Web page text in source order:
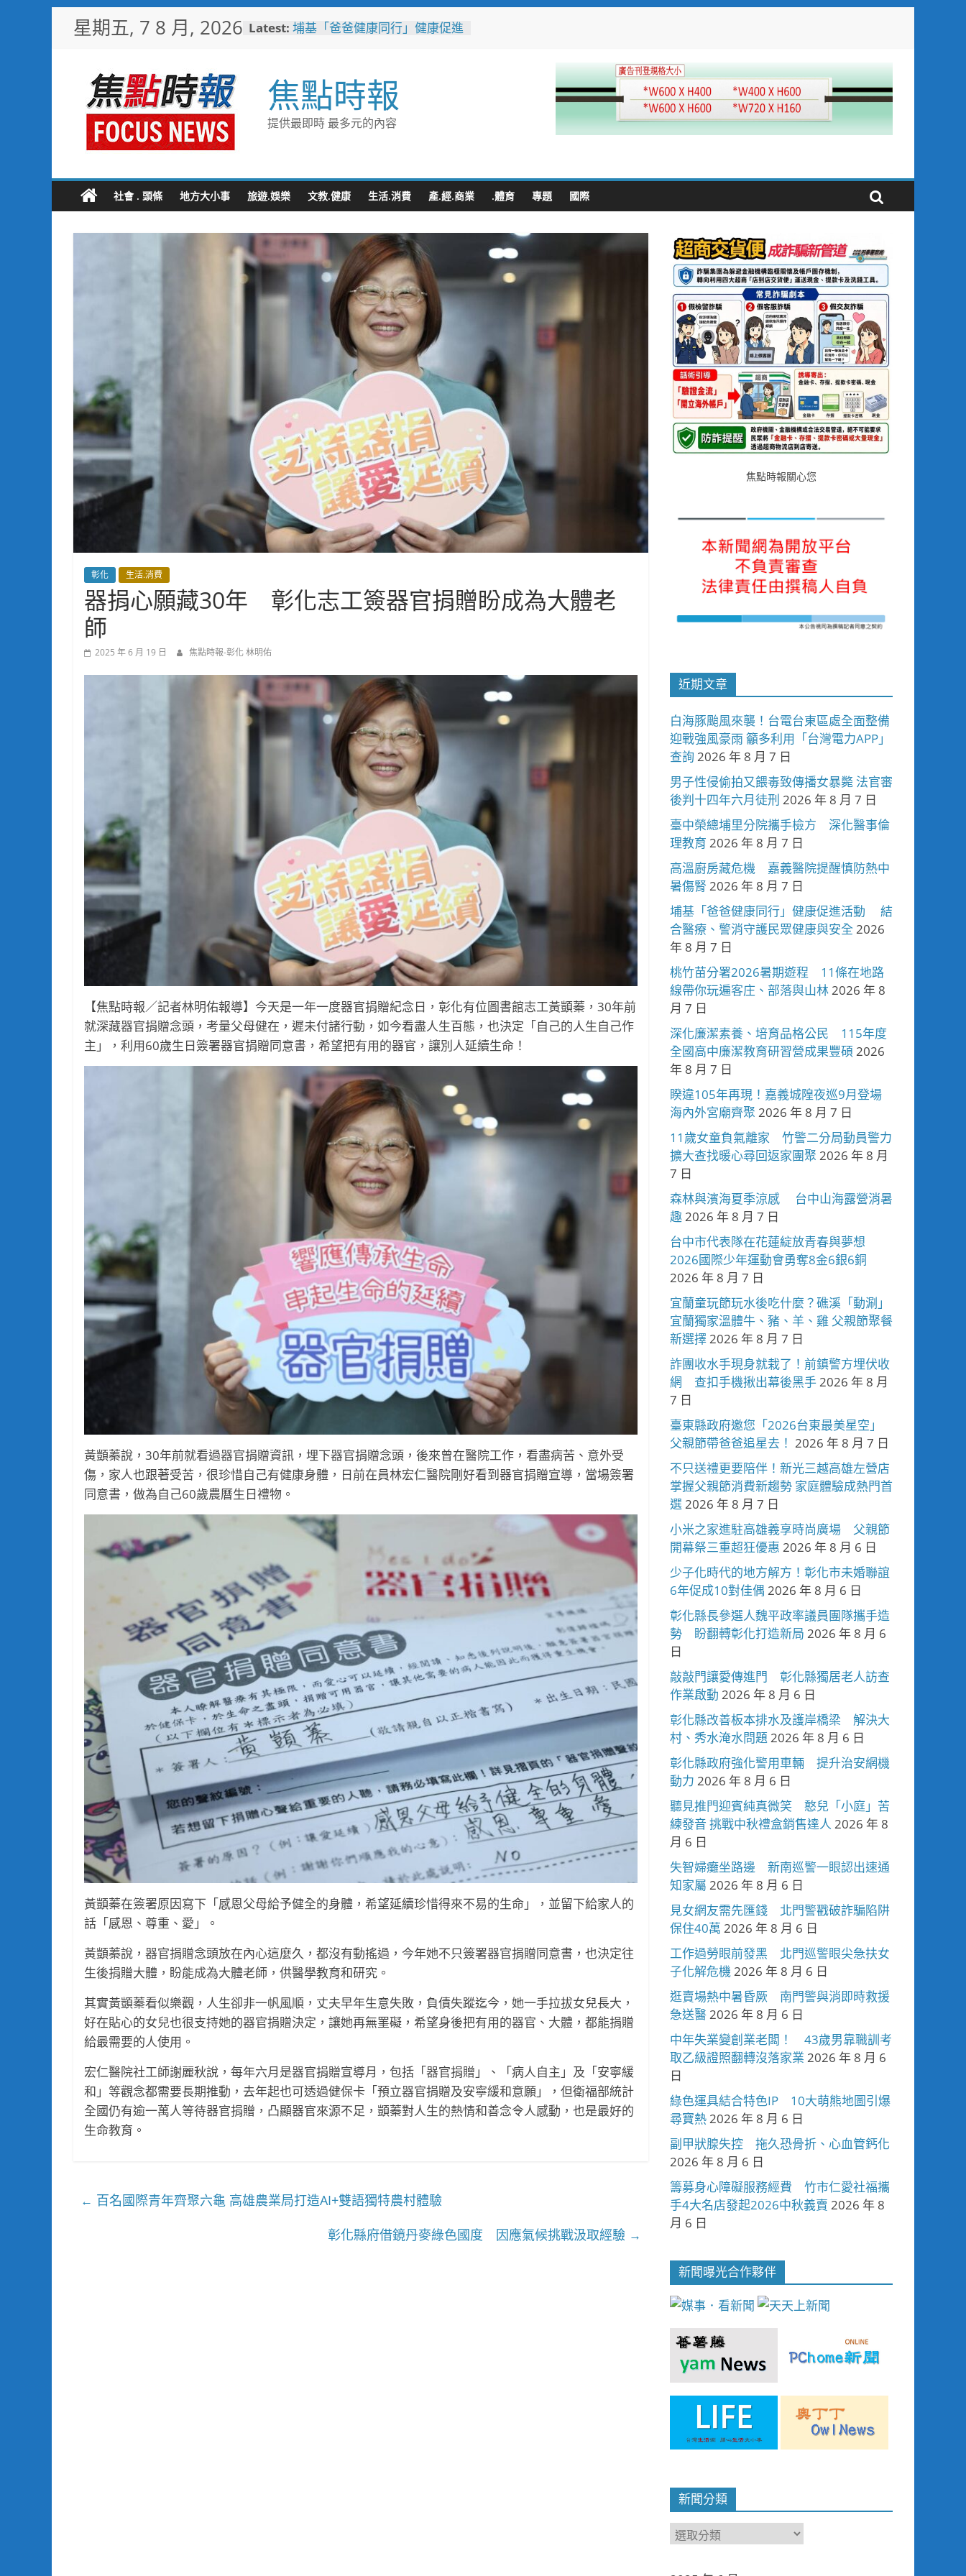
星期五, 7 8 月, 2026 Latest: 埔基「爸爸健康同行」健康促進
全面整備迎戰強風豪雨 籲多利
用「台灣電力APP」查詢
男子性侵偷拍又餵毒致傳播女暴
斃 法官審後判十四年六月徒刑
慎防熱中暑傷腎
焦點時報
提供最即時 最多元的內容
社會 . 頭條 地方大小事 旅遊.娛樂 文教.健康 生活.消費 產.經.商業 .體育 專題 國際
彰化 生活.消費
器捐心願藏30年 彰化志工簽器官捐贈盼成為大體老
師
2025 年 6 月 19 日 焦點時報-彰化 林明佑
【焦點時報／記者林明佑報導】今天是一年一度器官捐贈紀念日，彰化有位圖書館志工黃顗蓁，30年前
就深藏器官捐贈念頭，考量父母健在，遲未付諸行動，如今看盡人生百態，也決定「自己的人生自己作
主」，利用60歲生日簽署器官捐贈同意書，希望把有用的器官，讓別人延續生命！
黃顗蓁說，30年前就看過器官捐贈資訊，埋下器官捐贈念頭，後來曾在醫院工作，看盡病苦、意外受
傷，家人也跟著受苦，很珍惜自己有健康身體，日前在員林宏仁醫院剛好看到器官捐贈宣導，當場簽署
同意書，做為自己60歲農曆生日禮物。
黃顗蓁在簽署原因寫下「感恩父母給予健全的身體，希望延續珍惜得來不易的生命」，並留下給家人的
話「感恩、尊重、愛」。
黃顗蓁說，器官捐贈念頭放在內心這麼久，都沒有動搖過，今年她不只簽署器官捐贈同意書，也決定往
生後捐贈大體，盼能成為大體老師，供醫學教育和研究。
其實黃顗蓁看似樂觀，人生卻非一帆風順，丈夫早年生意失敗，負債失蹤迄今，她一手拉拔女兒長大，
好在貼心的女兒也很支持她的器官捐贈決定，讓她再無罣礙，希望身後把有用的器官、大體，都能捐贈
給最需要的人使用。
宏仁醫院社工師謝麗秋說，每年六月是器官捐贈宣導月，包括「器官捐贈」、「病人自主」及「安寧緩
和」等觀念都需要長期推動，去年起也可透過健保卡「預立器官捐贈及安寧緩和意願」，但衛福部統計
全國仍有逾一萬人等待器官捐贈，凸顯器官來源不足，顗蓁對人生的熱情和善念令人感動，也是最好的
生命教育。
← 百名國際青年齊聚六龜 高雄農業局打造AI+雙語獨特農村體驗
彰化縣府借鏡丹麥綠色國度 因應氣候挑戰汲取經驗 →
焦點時報關心您
近期文章
白海豚颱風來襲！台電台東區處全面整備
迎戰強風豪雨 籲多利用「台灣電力APP」
查詢 2026 年 8 月 7 日
男子性侵偷拍又餵毒致傳播女暴斃 法官審
後判十四年六月徒刑 2026 年 8 月 7 日
臺中榮總埔里分院攜手檢方 深化醫事倫
理教育 2026 年 8 月 7 日
高溫廚房藏危機 嘉義醫院提醒慎防熱中
暑傷腎 2026 年 8 月 7 日
埔基「爸爸健康同行」健康促進活動 結
合醫療、警消守護民眾健康與安全 2026
年 8 月 7 日
桃竹苗分署2026暑期遊程 11條在地路
線帶你玩遍客庄、部落與山林2026 年 8
月 7 日
深化廉潔素養、培育品格公民 115年度
全國高中廉潔教育研習營成果豐碩 2026
年 8 月 7 日
睽違105年再現！嘉義城隍夜巡9月登場
海內外宮廟齊聚 2026 年 8 月 7 日
11歲女童負氣離家 竹警二分局動員警力
擴大查找暖心尋回返家團聚 2026 年 8 月
7 日
森林與濱海夏季涼感 台中山海露營消暑
趣2026 年 8 月 7 日
台中市代表隊在花蓮綻放青春與夢想
2026國際少年運動會勇奪8金6銀6銅
2026 年 8 月 7 日
宜蘭童玩節玩水後吃什麼？礁溪「動涮」
宜蘭獨家溫體牛、豬、羊、雞 父親節聚餐
新選擇2026 年 8 月 7 日
詐團收水手現身就栽了！前鎮警方埋伏收
網 查扣手機揪出幕後黑手2026 年 8 月
7 日
臺東縣政府邀您「2026台東最美星空」
父親節帶爸爸追星去！ 2026 年 8 月 7 日
不只送禮更要陪伴！新光三越高雄左營店
掌握父親節消費新趨勢 家庭體驗成熱門首
選2026 年 8 月 7 日
小米之家進駐高雄義享時尚廣場 父親節
開幕祭三重超狂優惠 2026 年 8 月 6 日
少子化時代的地方解方！彰化市未婚聯誼
6年促成10對佳偶 2026 年 8 月 6 日
彰化縣長參選人魏平政率議員團隊攜手造
勢 盼翻轉彰化打造新局 2026 年 8 月 6
日
敲敲門讓愛傳進門 彰化縣獨居老人訪查
作業啟動 2026 年 8 月 6 日
彰化縣改善板本排水及護岸橋梁 解決大
村、秀水淹水問題 2026 年 8 月 6 日
彰化縣政府強化警用車輛 提升治安網機
動力 2026 年 8 月 6 日
聽見推門迎賓純真微笑 憨兒「小庭」苦
練發音 挑戰中秋禮盒銷售達人 2026 年 8
月 6 日
失智婦癱坐路邊 新南巡警一眼認出速通
知家屬 2026 年 8 月 6 日
見女網友需先匯錢 北門警戳破詐騙陷阱
保住40萬 2026 年 8 月 6 日
工作過勞眼前發黑 北門巡警眼尖急扶女
子化解危機2026 年 8 月 6 日
逛賣場熱中暑昏厥 南門警與消即時救援
急送醫2026 年 8 月 6 日
中年失業變創業老闆！ 43歲男靠職訓考
取乙級證照翻轉沒落家業 2026 年 8 月 6
日
綠色運具結合特色IP 10大萌熊地圖引爆
尋寶熱2026 年 8 月 6 日
副甲狀腺失控 拖久恐骨折、心血管鈣化
2026 年 8 月 6 日
籌募身心障礙服務經費 竹市仁愛社福攜
手4大名店發起2026中秋義賣 2026 年 8
月 6 日
新聞曝光合作夥伴
新聞分類
新